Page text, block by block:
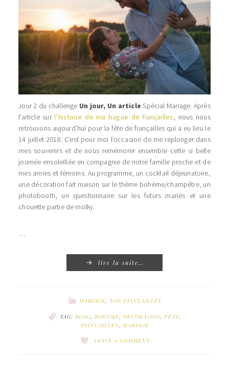
Jour 2 du challenge Un jour, Un article Spécial Mariage. Après
l’article surl’histoire de ma bague de fiançailles, nous nous
retrouvons aujourd’hui pour la fête de fiançailles qui a eu lieu le
14 juillet 2018. C’est pour moi l’occasion de me replonger dans
mes souvenirs et de nous remémorer ensemble cette si belle
journée ensoleillée en compagnie de notre famille proche et de
mes amies et témoins. Au programme, un cocktail déjeunatoire,
une décoration fait maison sur le thème bohème/champêtre, un
photobooth, un questionnaire sur les futurs mariés et une
chouette partie de molky.
…
lire la suite…
MARIAGE NOS FIANÇAILLES
TAG: BLOG, BOHEME, DECORATION, FETE,
FIANCAILLES
MARIAGE
LEAVE A COMMENT